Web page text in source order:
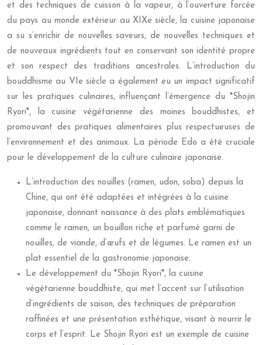
et des techniques de cuisson à la vapeur, à l’ouverture forcée
du pays au monde extérieur au XIXe siècle, la cuisine japonaise
a su s’enrichir de nouvelles saveurs, de nouvelles techniques et
de nouveaux ingrédients tout en conservant son identité propre
et son respect des traditions ancestrales. L’introduction du
bouddhisme au VIe siècle a également eu un impact significatif
sur les pratiques culinaires, influençant l’émergence du *Shojin
Ryori*, la cuisine végétarienne des moines bouddhistes, et
promouvant des pratiques alimentaires plus respectueuses de
l’environnement et des animaux. La période Edo a été cruciale
pour le développement de la culture culinaire japonaise.
L’introduction des nouilles (ramen, udon, soba) depuis la
Chine, qui ont été adaptées et intégrées à la cuisine
japonaise, donnant naissance à des plats emblématiques
comme le ramen, un bouillon riche et parfumé garni de
nouilles, de viande, d’œufs et de légumes. Le ramen est un
plat essentiel de la gastronomie japonaise.
Le développement du *Shojin Ryori*, la cuisine
végétarienne bouddhiste, qui met l’accent sur l’utilisation
d’ingrédients de saison, des techniques de préparation
raffinées et une présentation esthétique, visant à nourrir le
corps et l’esprit. Le Shojin Ryori est un exemple de cuisine